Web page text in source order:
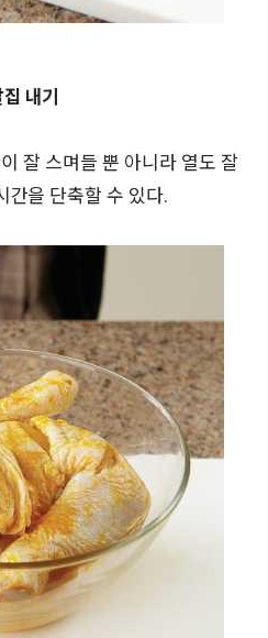
내기
잘 스며들 뿐 아니라 열도 잘
간을 단축할 수 있다.